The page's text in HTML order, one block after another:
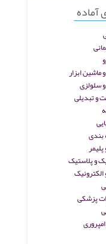
ابزار
سلولزی
و تبدیلی
بندی
و پلاستیک
پزشکی